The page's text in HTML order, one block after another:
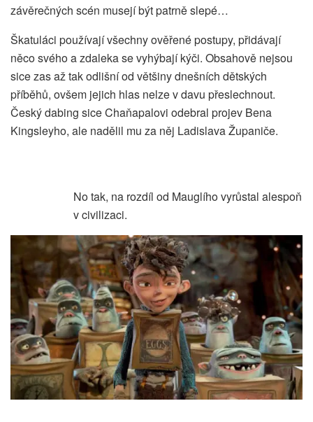
závěrečných scén musejí být patrně slepé…
Škatuláci používají všechny ověřené postupy, přidávají
něco svého a zdaleka se vyhýbají kýči. Obsahově nejsou
sice zas až tak odlišní od většiny dnešních dětských
příběhů, ovšem jejich hlas nelze v davu přeslechnout.
Český dabing sice Chaňapalovi odebral projev Bena
Kingsleyho, ale nadělil mu za něj Ladislava Županiče.
No tak, na rozdíl od Mauglího vyrůstal alespoň
v civilizaci.